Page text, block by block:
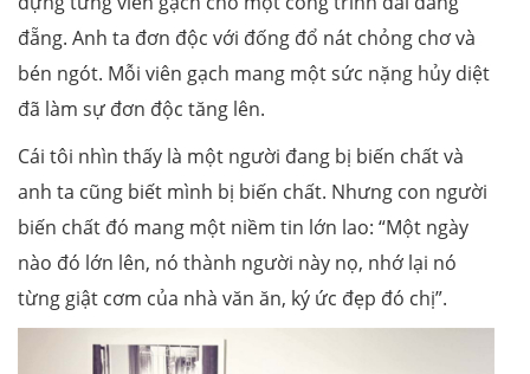
đẵng. Anh ta đơn độc với đống đổ nát chỏng chơ và
bén ngót. Mỗi viên gạch mang một sức nặng hủy diệt
đã làm sự đơn độc tăng lên.
Cái tôi nhìn thấy là một người đang bị biến chất và
anh ta cũng biết mình bị biến chất. Nhưng con người
biến chất đó mang một niềm tin lớn lao: “Một ngày
nào đó lớn lên, nó thành người này nọ, nhớ lại nó
từng giật cơm của nhà văn ăn, ký ức đẹp đó chị”.